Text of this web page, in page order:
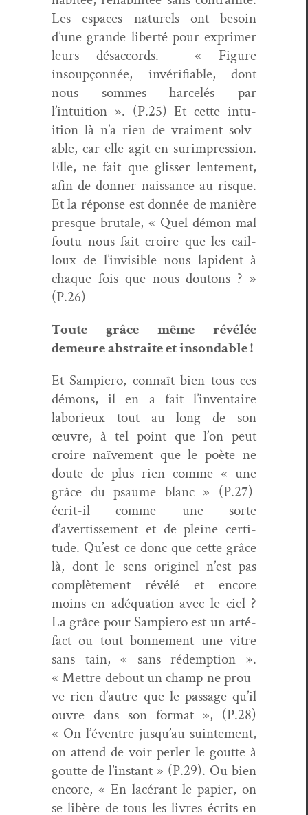
Les espaces naturels ont besoin
d’une grande lib­erté pour exprimer
leurs désac­cords.
« Fig­ure
insoupçon­née, invéri­fi­able, dont
nous sommes harcelés par
l’intuition ». (P.25) Et cette intu­
ition là n’a rien de vrai­ment solv­
able, car elle agit en surim­pres­sion.
Elle, ne fait que gliss­er lente­ment,
afin de don­ner nais­sance au risque.
Et la réponse est don­née de manière
presque bru­tale, « Quel démon mal
foutu nous fait croire que les cail­
loux de l’invisible nous lapi­dent à
chaque fois que nous dou­tons ? »
(P.26)
Toute grâce même révélée
demeure abstraite et insondable !
Et Sampiero, con­naît bien tous ces
démons, il en a fait l’inventaire
laborieux tout au long de son
œuvre, à tel point que l’on peut
croire naïve­ment que le poète ne
doute de plus rien comme « une
grâce du psaume blanc » (P.27)
écrit-il comme une sorte
d’avertissement et de pleine cer­ti­
tude. Qu’est-ce donc que cette grâce
là, dont le sens orig­inel n’est pas
com­plète­ment révélé et encore
moins en adéqua­tion avec le ciel ?
La grâce pour Sampiero est un arté­
fact ou tout bon­nement une vit­re
sans tain, « sans rédemp­tion ».
« Met­tre debout un champ ne prou­
ve rien d’autre que le pas­sage qu’il
ouvre dans son for­mat », (P.28)
« On l’éventre jusqu’au suin­te­ment,
on attend de voir per­ler le goutte à
goutte de l’instant » (P.29). Ou bien
encore, « En lacérant le papi­er, on
se libère de tous les livres écrits en